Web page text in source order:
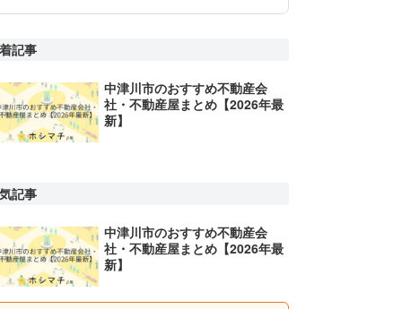
記事
中津川市のおすすめ不動産会
社・不動産屋まとめ【2026年最
新】
記事
中津川市のおすすめ不動産会
社・不動産屋まとめ【2026年最
新】